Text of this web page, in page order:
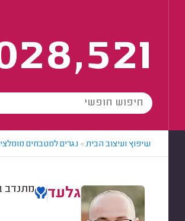
שיפוץ ועיצוב הבית> נגרים למטבחים
גלעד מתנדב